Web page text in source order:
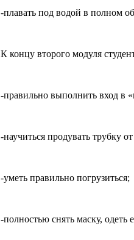
-плавать под водой в полном
К концу второго модуля
-правильно выполнить вход в
-научиться продувать трубку
-уметь правильно погрузиться;
-полностью снять маску, одеть